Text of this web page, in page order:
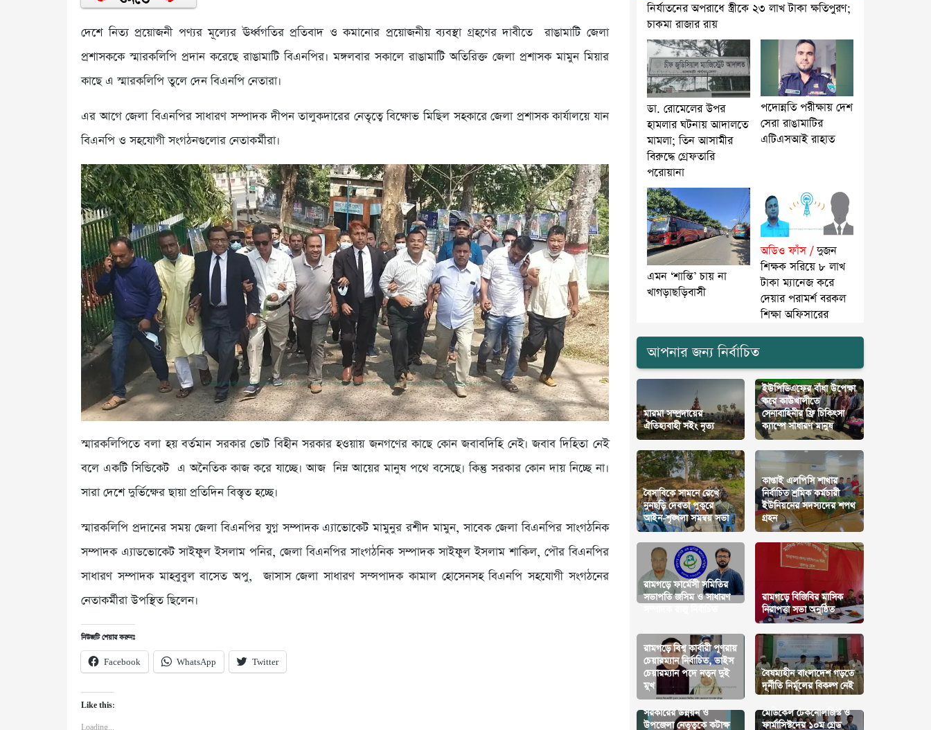
দেশে নিত্য প্রয়োজনী পণ্যর মূল্যের ঊর্ধ্বগতির প্রতিবাদ ও কমানোর প্রয়োজনীয় ব্যবস্থা গ্রহণের দাবীতে রাঙামাটি জেলা
প্রশাসককে স্মারকলিপি প্রদান করেছে রাঙামাটি বিএনপির। মঙ্গলবার সকালে রাঙামাটি অতিরিক্ত জেলা প্রশাসক মামুন মিয়ার
কাছে এ স্মারকলিপি তুলে দেন বিএনপি নেতারা।
এর আগে জেলা বিএনপির সাধারণ সম্পাদক দীপন তালুকদারের নেতৃত্বে বিক্ষোভ মিছিল সহকারে জেলা প্রশাসক কার্যালয়ে যান
বিএনপি ও সহযোগী সংগঠনগুলোর নেতাকর্মীরা।
স্মারকলিপিতে বলা হয় বর্তমান সরকার ভোট বিহীন সরকার হওয়ায় জনগণের কাছে কোন জবাবদিহি নেই। জবাব দিহিতা নেই
বলে একটি সিন্ডিকেট এ অনৈতিক কাজ করে যাচ্ছে। আজ নিম্ন আয়ের মানুষ পথে বসেছে। কিন্তু সরকার কোন দায় নিচ্ছে না।
সারা দেশে দুর্ভিক্ষের ছায়া প্রতিদিন বিস্তৃত হচ্ছে।
স্মারকলিপি প্রদানের সময় জেলা বিএনপির যুগ্ন সম্পাদক এ্যাভোকেট মামুনুর রশীদ মামুন, সাবেক জেলা বিএনপির সাংগঠনিক
সম্পাদক এ্যাডভোকেট সাইফুল ইসলাম পনির, জেলা বিএনপির সাংগঠনিক সম্পাদক সাইফুল ইসলাম শাকিল, পৌর বিএনপির
সাধারণ সম্পাদক মাহবুবুল বাসেত অপু, জাসাস জেলা সাধারণ সম্সপাদক কামাল হোসেনসহ বিএনপি সহযোগী সংগঠনের
নেতাকর্মীরা উপস্থিত ছিলেন।
নিউজটি শেয়ার করুনঃ
Facebook WhatsApp Twitter
Like this:
Loading...
নির্যাতনের অপরাধে স্ত্রীকে ২৩ লাখ টাকা ক্ষতিপুরণ;
চাকমা রাজার রায়
ডা. রোমেলের উপর
হামলার ঘটনায় আদালতে
মামলা; তিন আসামীর
বিরুদ্ধে গ্রেফতারি
পরোয়ানা
পদোন্নতি পরীক্ষায় দেশ
সেরা রাঙামাটির
এটিএসআই রাহাত
এমন ‘শান্তি’ চায় না
খাগড়াছড়িবাসী
অডিও ফাঁস /দুজন
শিক্ষক সরিয়ে ৮ লাখ
টাকা ম্যানেজ করে
দেয়ার পরামর্শ বরকল
শিক্ষা অফিসারের
আপনার জন্য নির্বাচিত
মারমা সম্প্রদায়ের
ঐতিহ্যবাহী সইং নৃত্য
ইউপিডিএফের বাঁধা উপেক্ষা
করে কাউখালীতে
সেনাবাহিনীর ফ্রি চিকিৎসা
ক্যাম্পে সাধারণ মানুষ
বৈসাবিকে সামনে রেখে
নুনছড়ি দেবতা পুকুরে
আইন-শৃঙ্খলা সমন্বয় সভা
কাপ্তাই এলপিসি শাখার
নির্বাচিত শ্রমিক কর্মচারী
ইউনিয়নের সদস্যদের শপথ
গ্রহন
রামগড়ে ফার্মেসী সমিতির
সভাপতি জসিম ও সাধারণ
রামগড়ে বিজিবির মাসিক
নিরাপত্তা সভা অনুষ্ঠিত
রামগড়ে বিশ্ব কার্বারী পূণরায়
চেয়ারম্যান নির্বাচিত, ভাইস
চেয়ারম্যান পদে নতুন দুই
মুখ
বৈষম্যহীন বাংলাদেশ গড়তে
দূর্নীতি নির্মূলের বিকল্প নেই
সরকারের উন্নয়ন ও
উপজেলা নেতৃত্বকে কটাক্ষ
মেডিকেল টেকনোলজিস্ট ও
ফার্মাসিস্টদের ১০ম গ্রেড